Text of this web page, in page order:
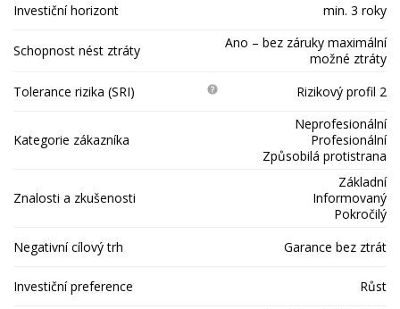
Investiční horizont min. 3 roky
Schopnost nést ztráty
Ano – bez záruky maximální
možné ztráty
Tolerance rizika (SRI)
Rizikový profil 2
Kategorie zákazníka
Neprofesionální
Profesionální
Způsobilá protistrana
Znalosti a zkušenosti
Základní
Informovaný
Pokročilý
Negativní cílový trh
Garance bez ztrát
Investiční preference Růst